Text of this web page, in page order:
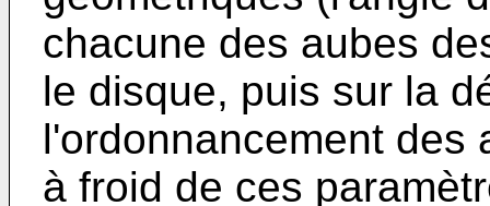
chacune des aubes
le disque, puis sur la
l'ordonnancement des
à froid de ces